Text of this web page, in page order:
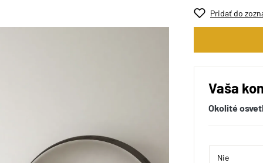
Pridať do
Vaša
Okolité